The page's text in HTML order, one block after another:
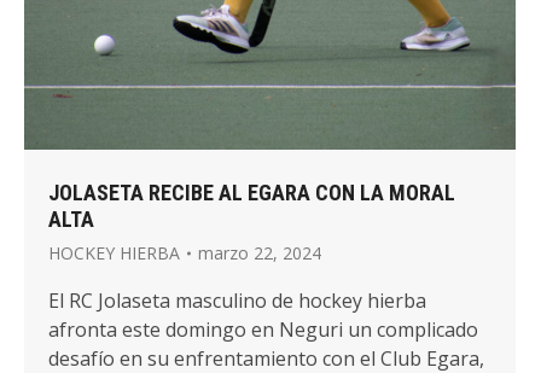
JOLASETA RECIBE AL EGARA CON LA MORAL
ALTA
HOCKEY HIERBA marzo 22, 2024
El RC Jolaseta masculino de hockey hierba
afronta este domingo en Neguri un complicado
desafío en su enfrentamiento con el Club Egara,